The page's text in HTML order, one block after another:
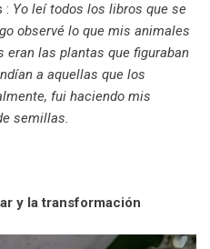
: Yo leí todos los libros que se
observé lo que mis animales
las plantas que figuraban
a aquellas que los
fui haciendo mis
semillas.
y la transformación